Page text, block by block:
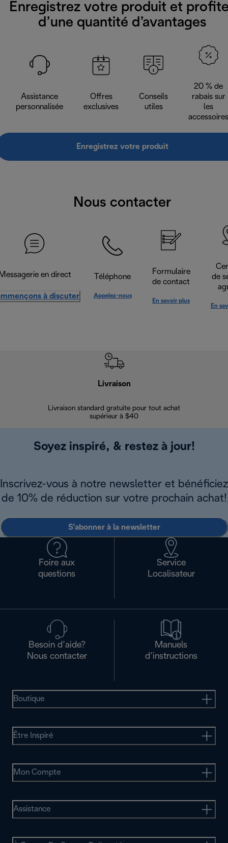
Enregistrez votre produit et
d’une quantité d’avantages
Assistance
personnalisée
Offres
exclusives
Conseils
utiles
20 % de
rabais sur
les
accessoires
Enregistrez votre produit
Nous contacter
en direct
à discuter
Téléphone
Appelez-nous
Formulaire
de contact
En savoir plus
de
En
Livraison
Livraison standard gratuite pour tout achat
supérieur à $40
Soyez inspiré, & restez à jour!
Inscrivez-vous à notre newsletter et bénéficiez
de 10% de réduction sur votre prochain achat!
S'abonner à la newsletter
Foire aux
questions
Service
Localisateur
Besoin d’aide?
Nous contacter
Manuels
d’instructions
Boutique
Être Inspiré
Mon Compte
Assistance